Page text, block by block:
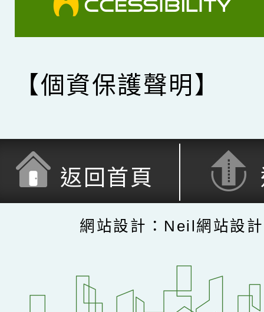
【個資保護聲明】
返回首頁
網站設計：Neil網站設